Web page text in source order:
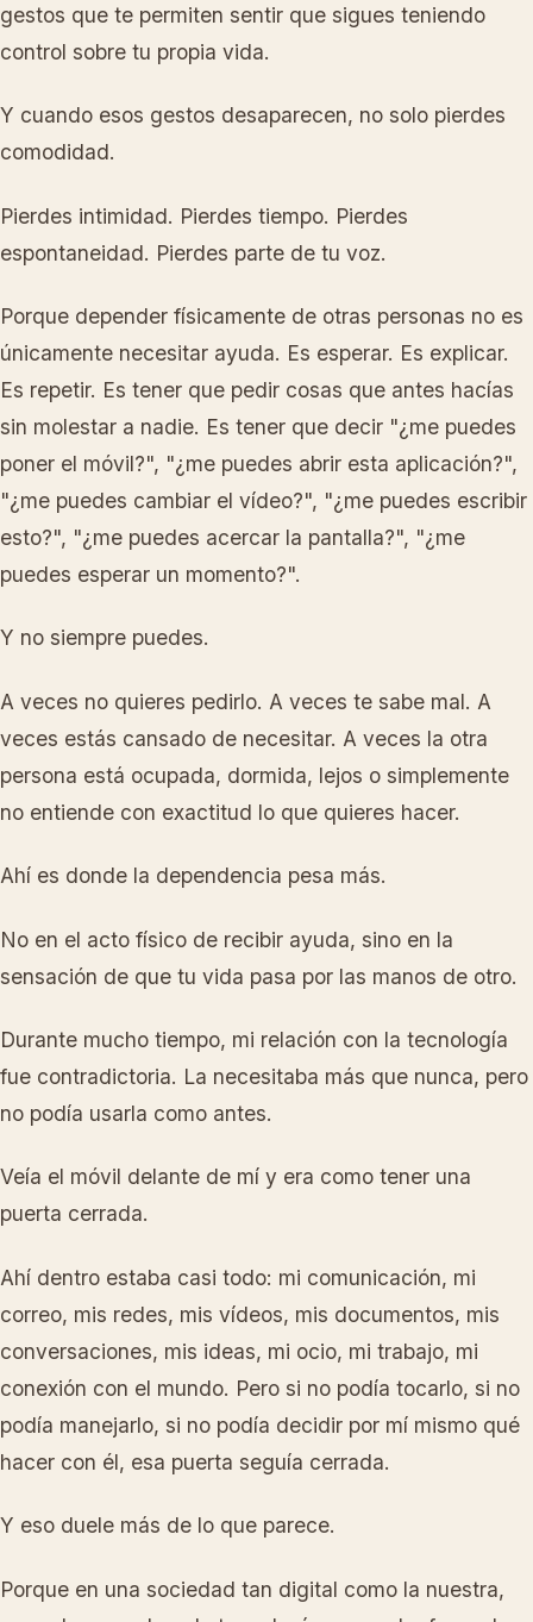
gestos que te permiten sentir que sigues teniendo
control sobre tu propia vida.
Y cuando esos gestos desaparecen, no solo pierdes
comodidad.
Pierdes intimidad. Pierdes tiempo. Pierdes
espontaneidad. Pierdes parte de tu voz.
Porque depender físicamente de otras personas no es
únicamente necesitar ayuda. Es esperar. Es explicar.
Es repetir. Es tener que pedir cosas que antes hacías
sin molestar a nadie. Es tener que decir "¿me puedes
poner el móvil?", "¿me puedes abrir esta aplicación?",
"¿me puedes cambiar el vídeo?", "¿me puedes escribir
esto?", "¿me puedes acercar la pantalla?", "¿me
puedes esperar un momento?".
Y no siempre puedes.
A veces no quieres pedirlo. A veces te sabe mal. A
veces estás cansado de necesitar. A veces la otra
persona está ocupada, dormida, lejos o simplemente
no entiende con exactitud lo que quieres hacer.
Ahí es donde la dependencia pesa más.
No en el acto físico de recibir ayuda, sino en la
sensación de que tu vida pasa por las manos de otro.
Durante mucho tiempo, mi relación con la tecnología
fue contradictoria. La necesitaba más que nunca, pero
no podía usarla como antes.
Veía el móvil delante de mí y era como tener una
puerta cerrada.
Ahí dentro estaba casi todo: mi comunicación, mi
correo, mis redes, mis vídeos, mis documentos, mis
conversaciones, mis ideas, mi ocio, mi trabajo, mi
conexión con el mundo. Pero si no podía tocarlo, si no
podía manejarlo, si no podía decidir por mí mismo qué
hacer con él, esa puerta seguía cerrada.
Y eso duele más de lo que parece.
Porque en una sociedad tan digital como la nuestra,